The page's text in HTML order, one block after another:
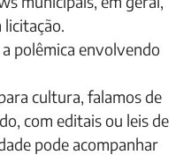
licitação.
polêmica envolvendo
cultura, falamos de
com editais ou leis de
pode acompanhar